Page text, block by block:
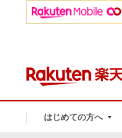
はじめての方へ